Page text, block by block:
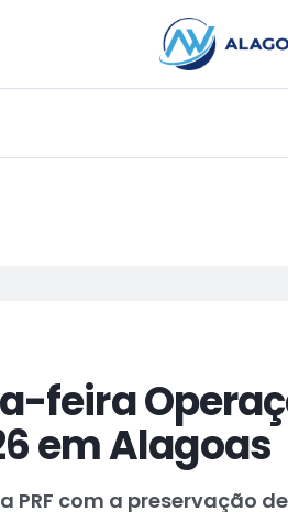
feira
em Alagoas
com a preservação